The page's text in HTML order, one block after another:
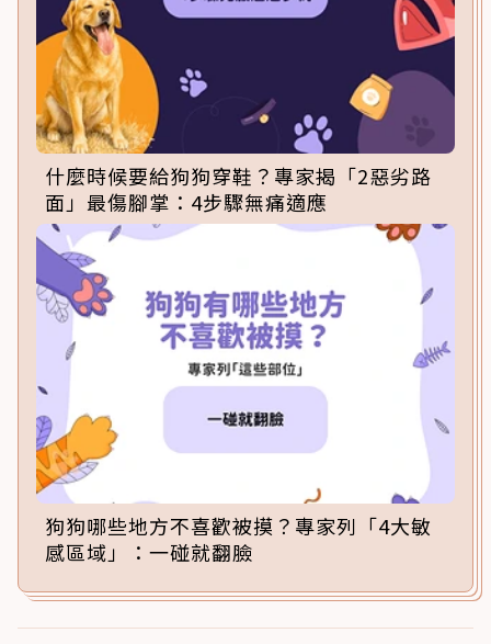
什麼時候要給狗狗穿鞋？專家揭「2惡劣路
面」最傷腳掌：4步驟無痛適應
狗狗哪些地方不喜歡被摸？專家列「4大敏
感區域」：一碰就翻臉